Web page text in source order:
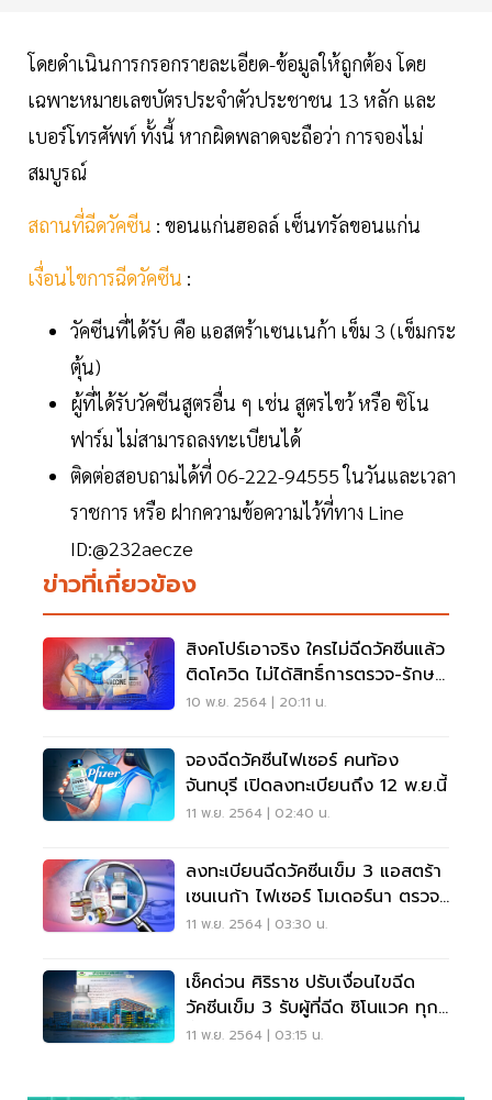
โดยดำเนินการกรอกรายละเอียด-ข้อมูลให้ถูกต้อง โดย
เฉพาะหมายเลขบัตรประจำตัวประชาชน 13 หลัก และ
เบอร์โทรศัพท์ ทั้งนี้ หากผิดพลาดจะถือว่า การจองไม่
สมบูรณ์
สถานที่ฉีดวัคซีน : ขอนแก่นฮอลล์ เซ็นทรัลขอนแก่น
เงื่อนไขการฉีดวัคซีน :
วัคซีนที่ได้รับ คือ แอสตร้าเซนเนก้า เข็ม 3 (เข็มกระ
ตุ้น)
ผู้ที่ได้รับวัคซีนสูตรอื่น ๆ เช่น สูตรไขว้ หรือ ซิโน
ฟาร์ม ไม่สามารถลงทะเบียนได้
ติดต่อสอบถามได้ที่ 06-222-94555 ในวันและเวลา
ราชการ หรือ ฝากความข้อความไว้ที่ทาง Line
ID:@232aecze
ข่าวที่เกี่ยวข้อง
สิงคโปร์เอาจริง ใครไม่ฉีดวัคซีนแล้ว
ติดโควิด ไม่ได้สิทธิ์การตรวจ-รักษา
ฟรี
10 พ.ย. 2564 | 20:11 น.
จองฉีดวัคซีนไฟเซอร์ คนท้อง
จันทบุรี เปิดลงทะเบียนถึง 12 พ.ย.นี้
11 พ.ย. 2564 | 02:40 น.
ลงทะเบียนฉีดวัคซีนเข็ม 3 แอสตร้า
เซนเนก้า ไฟเซอร์ โมเดอร์นา ตรวจ
สอบที่นี่
11 พ.ย. 2564 | 03:30 น.
เช็คด่วน ศิริราช ปรับเงื่อนไขฉีด
วัคซีนเข็ม 3 รับผู้ที่ฉีด ซิโนแวค ทุก
พื้นที่
11 พ.ย. 2564 | 03:15 น.